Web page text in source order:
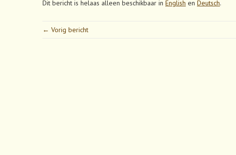
Dit bericht is helaas alleen beschikbaar in English en Deutsch.
← Vorig bericht